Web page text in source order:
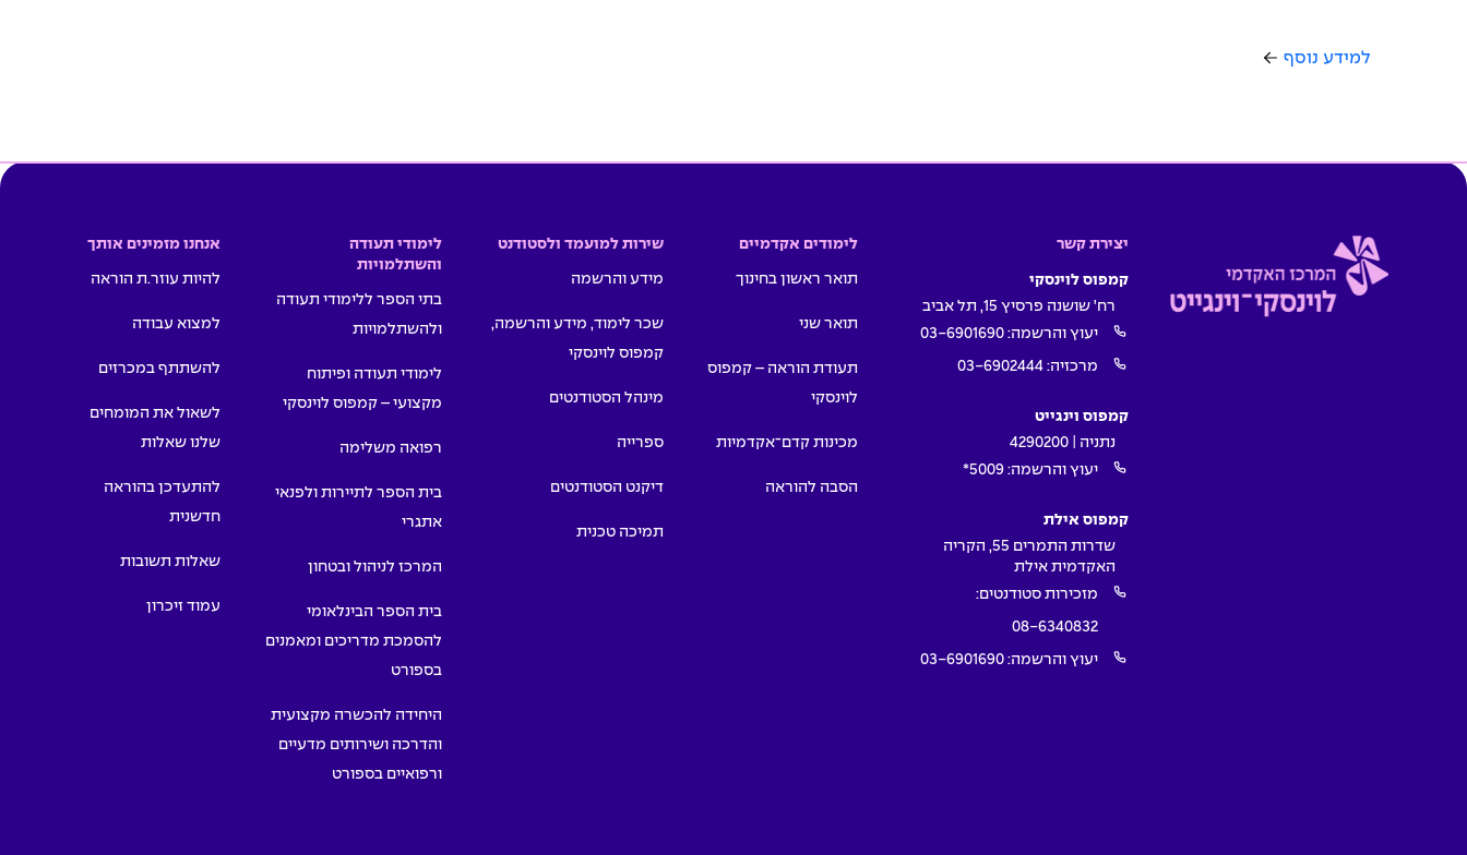
למידע נוסף
יצירת קשר
קמפוס לוינסקי
רח' שושנה פרסיץ 15, תל אביב
יעוץ והרשמה: 03-6901690
מרכזיה: 03-6902444
קמפוס וינגייט
נתניה | 4290200
יעוץ והרשמה: 5009*
קמפוס אילת
שדרות התמרים 55, הקריה
האקדמית אילת
מזכירות סטודנטים:
08-6340832
יעוץ והרשמה: 03-6901690
לימודים אקדמיים
תואר ראשון בחינוך
תואר שני
תעודת הוראה – קמפוס
לוינסקי
מכינות קדם־אקדמיות
הסבה להוראה
שירות למועמד ולסטודנט
מידע והרשמה
שכר לימוד, מידע והרשמה,
קמפוס לוינסקי
מינהל הסטודנטים
ספרייה
דיקנט הסטודנטים
תמיכה טכנית
לימודי תעודה
והשתלמויות
בתי הספר ללימודי תעודה
ולהשתלמויות
לימודי תעודה ופיתוח
מקצועי – קמפוס לוינסקי
רפואה משלימה
בית הספר לתיירות ולפנאי
אתגרי
המרכז לניהול ובטחון
בית הספר הבינלאומי
להסמכת מדריכים ומאמנים
בספורט
היחידה להכשרה מקצועית
והדרכה ושירותים מדעיים
ורפואיים בספורט
אנחנו מזמינים אותך
להיות עוזר.ת הוראה
למצוא עבודה
להשתתף במכרזים
לשאול את המומחים
שלנו שאלות
להתעדכן בהוראה
חדשנית
שאלות תשובות
עמוד זיכרון